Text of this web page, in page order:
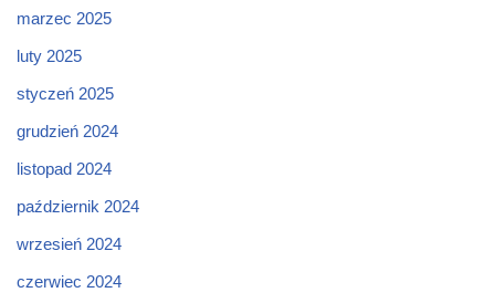
marzec 2025
luty 2025
styczeń 2025
grudzień 2024
listopad 2024
październik 2024
wrzesień 2024
czerwiec 2024